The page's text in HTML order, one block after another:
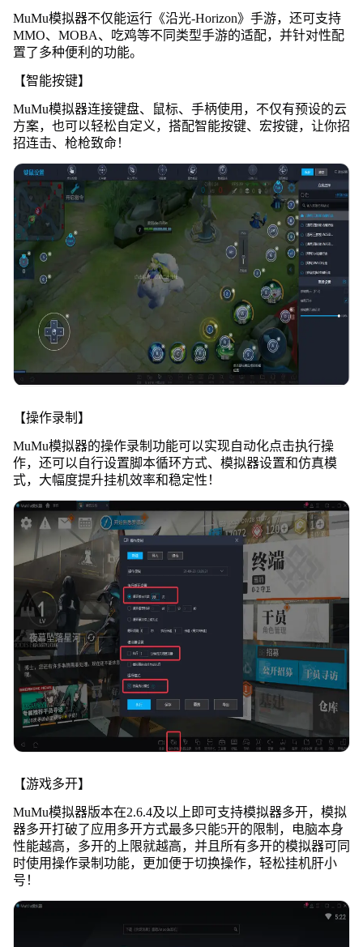
MuMu模拟器不仅能运行《沿光-Horizon》手游，还可支持
MMO、MOBA、吃鸡等不同类型手游的适配，并针对性配
置了多种便利的功能。
【智能按键】
MuMu模拟器连接键盘、鼠标、手柄使用，不仅有预设的云
方案，也可以轻松自定义，搭配智能按键、宏按键，让你招
招连击、枪枪致命！
【操作录制】
MuMu模拟器的操作录制功能可以实现自动化点击执行操
作，还可以自行设置脚本循环方式、模拟器设置和仿真模
式，大幅度提升挂机效率和稳定性！
【游戏多开】
MuMu模拟器版本在2.6.4及以上即可支持模拟器多开，模拟
器多开打破了应用多开方式最多只能5开的限制，电脑本身
性能越高，多开的上限就越高，并且所有多开的模拟器可同
时使用操作录制功能，更加便于切换操作，轻松挂机肝小
号！